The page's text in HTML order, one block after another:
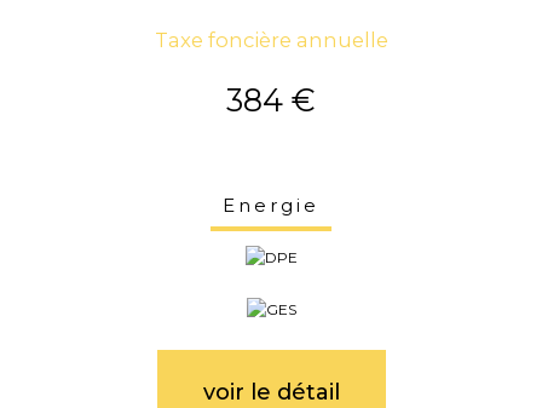
Taxe foncière annuelle
384 €
Energie
voir le détail